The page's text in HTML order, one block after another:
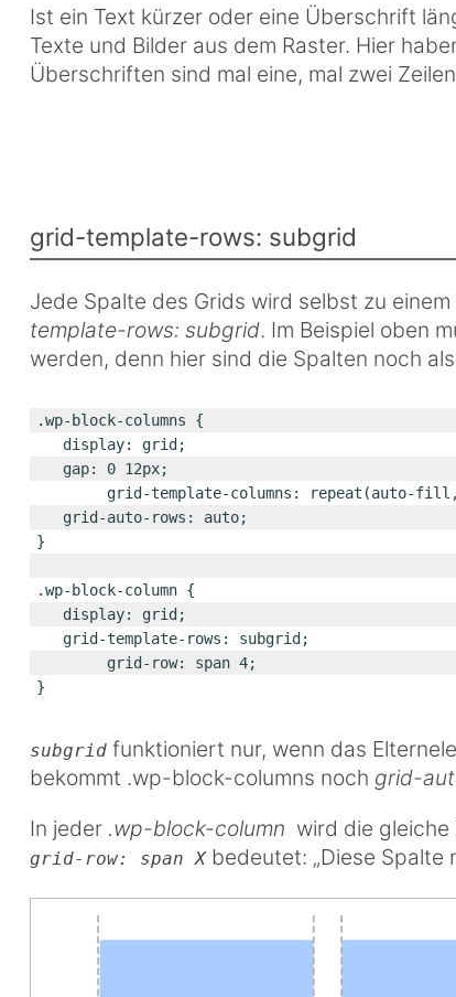
Ist ein Text kürzer oder eine Überschrift
Texte und Bilder aus dem Raster. Hier
Überschriften sind mal eine, mal zwei
grid-template-rows: subgrid
Jede Spalte des Grids wird selbst zu
template-rows: subgrid. Im Beispiel oben
werden, denn hier sind die Spalten noch als
.wp-block-columns {
	display: grid;
	gap: 0 12px;
grid-template-columns: repeat(auto-
	grid-auto-rows: auto;
}
.wp-block-column {
	display: grid;
	grid-template-rows: subgrid;
        grid-row: span 4;
}
subgridfunktioniert nur, wenn das
bekommt .wp-block-columns noch grid-
In jeder .wp-block-column wird die
grid-row: span Xbedeutet: „Diese Spalte